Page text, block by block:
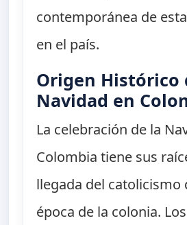
contemporánea de
en el país.
Origen Histórico
Navidad en
La celebración de la
Colombia tiene sus
llegada del catolicismo
época de la colonia.